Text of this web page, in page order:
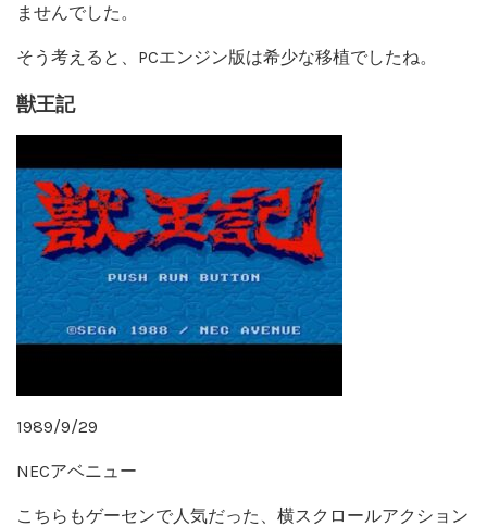
ませんでした。
そう考えると、PCエンジン版は希少な移植でしたね。
獣王記
1989/9/29
NECアベニュー
こちらもゲーセンで人気だった、横スクロールアクション